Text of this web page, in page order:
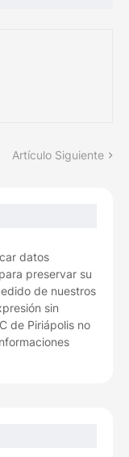
Artículo Siguiente
datos
preservar su
de nuestros
sin
de Piriápolis no